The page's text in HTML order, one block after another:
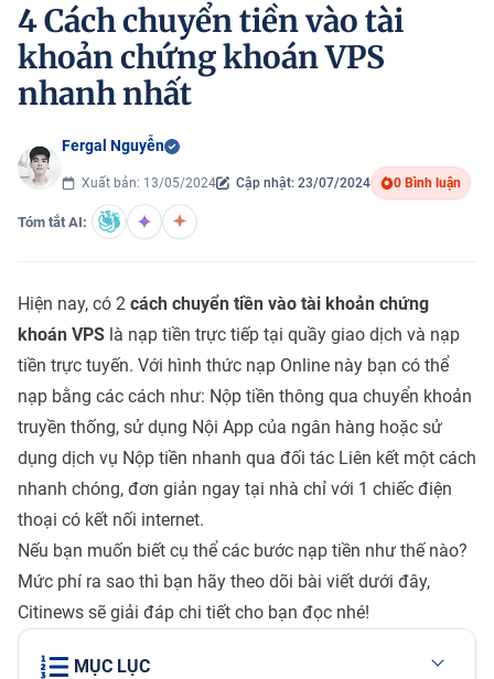
4 Cách chuyển tiền vào tài
khoản chứng khoán VPS
nhanh nhất
Fergal Nguyễn
Xuất bản: 13/05/2024 Cập nhật: 23/07/2024 0 Bình luận
Tóm tắt AI:
Hiện nay, có 2 cách chuyển tiền vào tài khoản chứng
khoán VPS là nạp tiền trực tiếp tại quầy giao dịch và nạp
tiền trực tuyến. Với hình thức nạp Online này bạn có thể
nạp bằng các cách như: Nộp tiền thông qua chuyển khoản
truyền thống, sử dụng Nội App của ngân hàng hoặc sử
dụng dịch vụ Nộp tiền nhanh qua đối tác Liên kết một cách
nhanh chóng, đơn giản ngay tại nhà chỉ với 1 chiếc điện
thoại có kết nối internet.
Nếu bạn muốn biết cụ thể các bước nạp tiền như thế nào?
Mức phí ra sao thì bạn hãy theo dõi bài viết dưới đây,
Citinews sẽ giải đáp chi tiết cho bạn đọc nhé!
MỤC LỤC